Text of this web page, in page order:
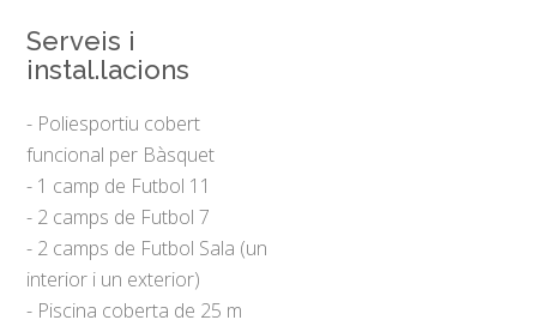
Serveis i
instal.lacions
- Poliesportiu cobert
funcional per Bàsquet
- 1 camp de Futbol 11
- 2 camps de Futbol 7
- 2 camps de Futbol Sala (un
interior i un exterior)
- Piscina coberta de 25 m